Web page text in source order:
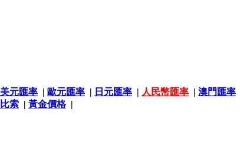
美元匯率 | 歐元匯率 | 日元匯率 | 人民幣匯率 | 澳門匯率
比索 | 黃金價格|